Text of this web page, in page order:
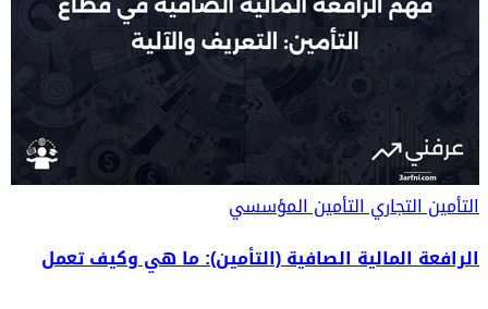
التأمين التجاريالتأمين المؤسسي
الرافعة المالية الصافية (التأمين): ما هي وكيف تعمل